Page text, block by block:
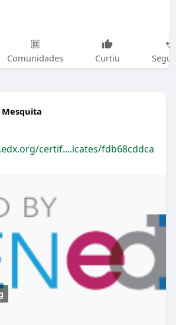
Comunidades Curtiu
certif....icates/fdb68cddca